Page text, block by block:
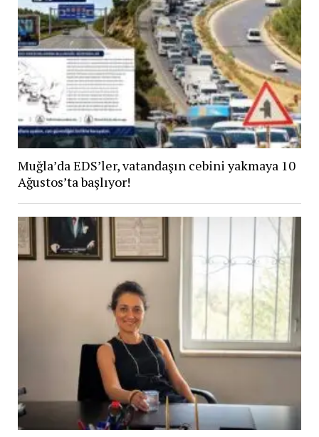
Muğla’da EDS’ler, vatandaşın cebini yakmaya 10
Ağustos’ta başlıyor!